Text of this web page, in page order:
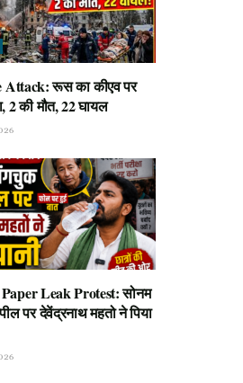
Attack: रूस का कीएव पर
2 की मौत, 22 घायल
Leak Protest: सोनम
पर देवेंद्रनाथ महतो ने पिया